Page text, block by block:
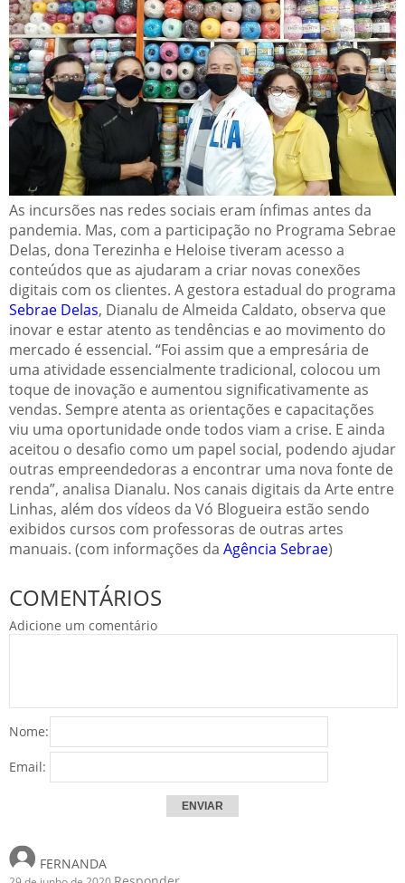
As incursões nas redes sociais eram ínfimas antes da
pandemia. Mas, com a participação no Programa Sebrae
Delas, dona Terezinha e Heloise tiveram acesso a
conteúdos que as ajudaram a criar novas conexões
digitais com os clientes. A gestora estadual do programa
Sebrae Delas, Dianalu de Almeida Caldato, observa que
inovar e estar atento as tendências e ao movimento do
mercado é essencial. “Foi assim que a empresária de
uma atividade essencialmente tradicional, colocou um
toque de inovação e aumentou significativamente as
vendas. Sempre atenta as orientações e capacitações
viu uma oportunidade onde todos viam a crise. E ainda
aceitou o desafio como um papel social, podendo ajudar
outras empreendedoras a encontrar uma nova fonte de
renda”, analisa Dianalu. Nos canais digitais da Arte entre
Linhas, além dos vídeos da Vó Blogueira estão sendo
exibidos cursos com professoras de outras artes
manuais. (com informações da Agência Sebrae)
COMENTÁRIOS
Adicione um comentário
Nome:
Email:
FERNANDA